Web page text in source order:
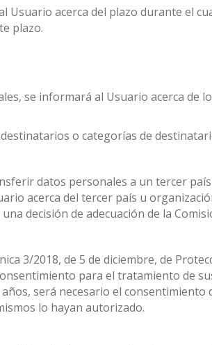
acerca del plazo durante el
plazo.
se informará al Usuario acerca de
o categorías de
datos personales a un tercer
acerca del tercer país u
decisión de adecuación de la
3/2018, de 5 de diciembre, de
para el tratamiento de
será necesario el
lo hayan autorizado.